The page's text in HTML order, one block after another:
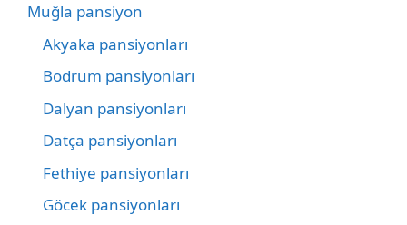
Muğla pansiyon
Akyaka pansiyonları
Bodrum pansiyonları
Dalyan pansiyonları
Datça pansiyonları
Fethiye pansiyonları
Göcek pansiyonları